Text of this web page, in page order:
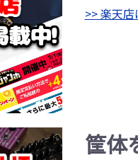
>> 楽天
筐体